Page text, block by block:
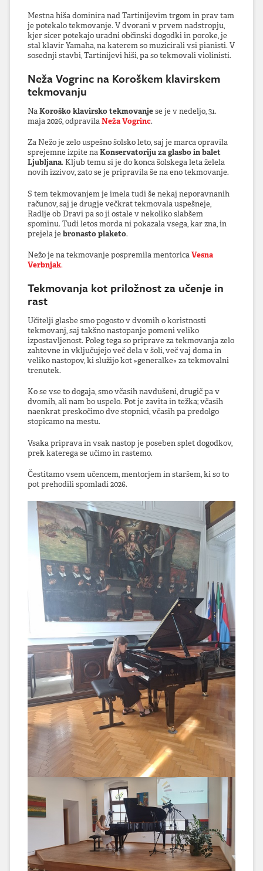
Mestna hiša dominira nad Tartinijevim trgom in prav tam
je potekalo tekmovanje. V dvorani v prvem nadstropju,
kjer sicer potekajo uradni občinski dogodki in poroke, je
stal klavir Yamaha, na katerem so muzicirali vsi pianisti. V
sosednji stavbi, Tartinijevi hiši, pa so tekmovali violinisti.
Neža Vogrinc na Koroškem klavirskem
tekmovanju
NaKoroško klavirsko tekmovanjese je v nedeljo, 31.
maja 2026, odpravilaNeža Vogrinc.
Za Nežo je zelo uspešno šolsko leto, saj je marca opravila
sprejemne izpite naKonservatoriju za glasbo in balet
Ljubljana. Kljub temu si je do konca šolskega leta želela
novih izzivov, zato se je pripravila še na eno tekmovanje.
S tem tekmovanjem je imela tudi še nekaj neporavnanih
računov, saj je drugje večkrat tekmovala uspešneje,
Radlje ob Dravi pa so ji ostale v nekoliko slabšem
spominu. Tudi letos morda ni pokazala vsega, kar zna, in
prejela jebronasto plaketo.
Nežo je na tekmovanje pospremila mentoricaVesna
Verbnjak.
Tekmovanja kot priložnost za učenje in
rast
Učitelji glasbe smo pogosto v dvomih o koristnosti
tekmovanj, saj takšno nastopanje pomeni veliko
izpostavljenost. Poleg tega so priprave za tekmovanja zelo
zahtevne in vključujejo več dela v šoli, več vaj doma in
veliko nastopov, ki služijo kot »generalke« za tekmovalni
trenutek.
Ko se vse to dogaja, smo včasih navdušeni, drugič pa v
dvomih, ali nam bo uspelo. Pot je zavita in težka; včasih
naenkrat preskočimo dve stopnici, včasih pa predolgo
stopicamo na mestu.
Vsaka priprava in vsak nastop je poseben splet dogodkov,
prek katerega se učimo in rastemo.
Čestitamo vsem učencem, mentorjem in staršem, ki so to
pot prehodili spomladi 2026.